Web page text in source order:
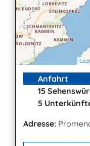
Anfahrt
15
5
Adresse: